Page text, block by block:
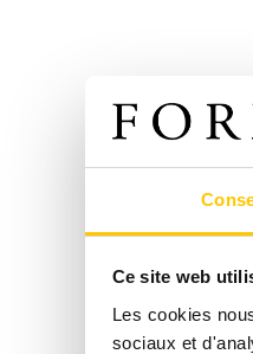
Ce site web
Les cookies
sociaux et